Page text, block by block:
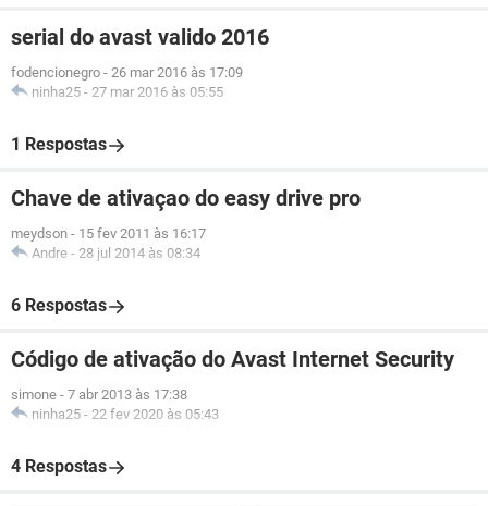
serial do avast valido 2016
fodencionegro - 26 mar 2016 às 17:09
ninha25 - 27 mar 2016 às 05:55
1 Respostas
Chave de ativaçao do easy drive pro
meydson - 15 fev 2011 às 16:17
Andre - 28 jul 2014 às 08:34
6 Respostas
Código de ativação do Avast Internet Security
simone - 7 abr 2013 às 17:38
ninha25 - 22 fev 2020 às 05:43
4 Respostas